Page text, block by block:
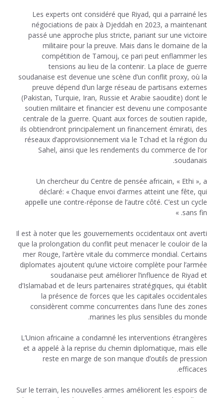
Les experts ont considéré que Riyad, qui a parrainé les
négociations de paix à Djeddah en 2023, a maintenant
passé une approche plus stricte, pariant sur une victoire
militaire pour la preuve. Mais dans le domaine de la
compétition de Tamouj, ce pari peut enflammer les
tensions au lieu de la contenir. La place de guerre
soudanaise est devenue une scène d’un conflit proxy, où la
preuve dépend d’un large réseau de partisans externes
(Pakistan, Turquie, Iran, Russie et Arabie saoudite) dont le
soutien militaire et financier est devenu une composante
centrale de la guerre. Quant aux forces de soutien rapide,
ils obtiendront principalement un financement émirati, des
réseaux d’approvisionnement via le Tchad et la région du
Sahel, ainsi que les rendements du commerce de l’or
soudanais.
Un chercheur du Centre de pensée africain, « Ethi », a
déclaré: « Chaque envoi d’armes atteint une fête, qui
appelle une contre-réponse de l’autre côté. C’est un cycle
sans fin. »
Il est à noter que les gouvernements occidentaux ont averti
que la prolongation du conflit peut menacer le couloir de la
mer Rouge, l’artère vitale du commerce mondial. Certains
diplomates ajoutent qu’une victoire complète pour l’armée
soudanaise peut améliorer l’influence de Riyad et
d’Islamabad et de leurs partenaires stratégiques, qui établit
la présence de forces que les capitales occidentales
considèrent comme concurrentes dans l’une des zones
marines les plus sensibles du monde.
L’Union africaine a condamné les interventions étrangères
et a appelé à la reprise du chemin diplomatique, mais elle
reste en marge de son manque d’outils de pression
efficaces.
Sur le terrain, les nouvelles armes améliorent les espoirs de